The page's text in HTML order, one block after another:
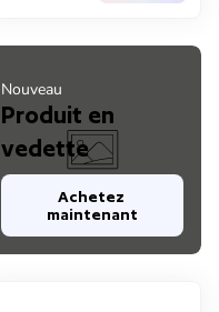
Nouveau
Produit en
vedette
Achetez
maintenant